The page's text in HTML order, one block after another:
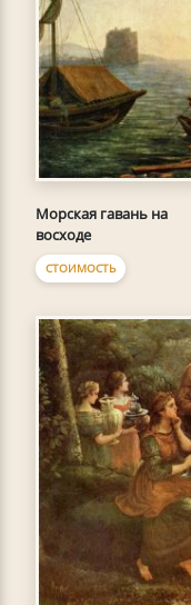
Морская гавань на
восходе
СТОИМОСТЬ